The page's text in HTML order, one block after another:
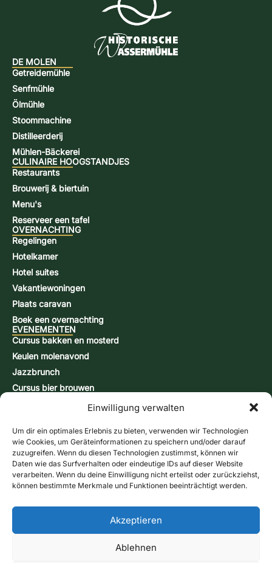
Einwilligung verwalten
Um dir ein optimales Erlebnis zu bieten, verwenden wir Technologien
wie Cookies, um Geräteinformationen zu speichern und/oder darauf
zuzugreifen. Wenn du diesen Technologien zustimmst, können wir
Daten wie das Surfverhalten oder eindeutige IDs auf dieser Website
verarbeiten. Wenn du deine Einwilligung nicht erteilst oder zurückziehst,
können bestimmte Merkmale und Funktionen beeinträchtigt werden.
Akzeptieren
Ablehnen
DE MOLEN
Getreidemühle
Senfmühle
Ölmühle
Stoommachine
Distilleerderij
Mühlen-Bäckerei
CULINAIRE HOOGSTANDJES
Restaurants
Brouwerij & biertuin
Menu's
Reserveer een tafel
OVERNACHTING
Regelingen
Hotelkamer
Hotel suites
Vakantiewoningen
Plaats caravan
Boek een overnachting
EVENEMENTEN
Cursus bakken en mosterd
Keulen molenavond
Jazzbrunch
Cursus bier brouwen
CONTACT & INFORMATIE
Contactformulier
Openingstijden
Routebeschrijving & kaart
Nieuwsbrief
gegevensbeschermingVoorwaarden
Bel ons